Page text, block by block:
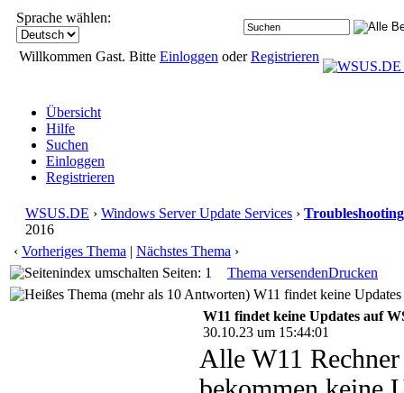
Sprache wählen:
Willkommen Gast. Bitte Einloggen oderRegistrieren
Übersicht
Hilfe
Suchen
Einloggen
Registrieren
WSUS.DE › Windows Server Update Services › Troubleshooting
2016
‹ Vorheriges Thema | Nächstes Thema ›
Seiten: 1
Thema versendenDrucken
W11 findet keine
W11 findet keine Updates auf
30.10.23 um 15:44:01
Alle W11